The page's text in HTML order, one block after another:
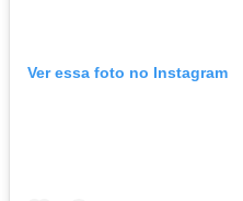
Ver essa foto no Instagram